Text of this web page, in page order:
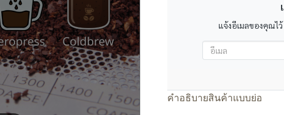
แจ้งอีเมลของคุณไ
คำอธิบายสินค้าแบบย่อ